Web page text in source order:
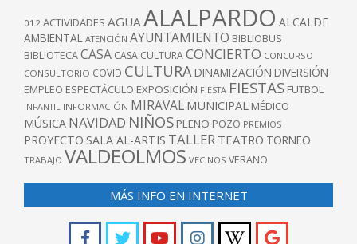
012 ACTIVIDADES AGUA ALALPARDO ALCALDE
AMBIENTAL ATENCIÓN AYUNTAMIENTO BIBLIOBUS
BIBLIOTECACASA CASA CULTURACONCIERTO CONCURSO
CONSULTORIO COVID CULTURA DINAMIZACIÓN DIVERSIÓN
EMPLEO ESPECTÁCULO EXPOSICIÓN FIESTA FIESTAS FUTBOL
INFANTIL INFORMACIÓN MIRAVAL MUNICIPAL MÉDICO
MÚSICA NAVIDAD NIÑOS PLENO POZO PREMIOS
PROYECTO SALA AL-ARTIS TALLER TEATRO TORNEO
TRABAJO VALDEOLMOS VECINOS VERANO
MÁS INFO EN INTERNET